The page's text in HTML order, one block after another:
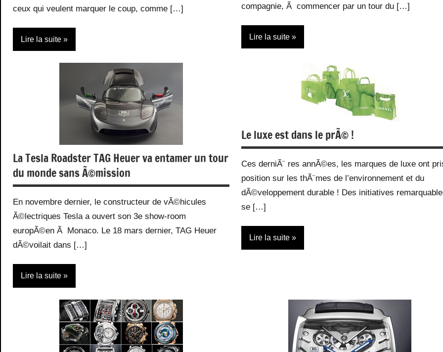
ceux qui veulent marquer le coup, comme […]
Lire la suite
enchères
compagnie, Ã commencer par un tour du […]
Lire la suite
Web/Tech
La Tesla Roadster TAG Heuer va entamer un tour
du monde sans Ã©mission
En novembre dernier, le constructeur de vÃ©hicules
Ã©lectriques Tesla a ouvert son 3e show-room
europÃ©en Ã Monaco. Le 18 mars dernier, TAG Heuer
dÃ©voilait dans […]
Lire la suite
Le luxe est dans le prÃ© !
Ces derniÃ¨ res annÃ©es, les marques de luxe ont
position sur les thÃ¨mes de l’environnement et du
dÃ©veloppement durable ! Des initiatives
se […]
Lire la suite